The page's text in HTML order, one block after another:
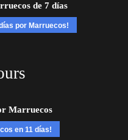
de 7 días
por Marruecos!
Marruecos
en 11 días!